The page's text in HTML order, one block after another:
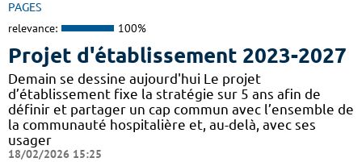
PAGES
relevance: 100%
Projet d'établissement 2023-2027
Demain se dessine aujourd'hui Le projet
d’établissement fixe la stratégie sur 5 ans afin de
définir et partager un cap commun avec l’ensemble de
la communauté hospitalière et, au-delà, avec ses
usager
18/02/2026 15:25